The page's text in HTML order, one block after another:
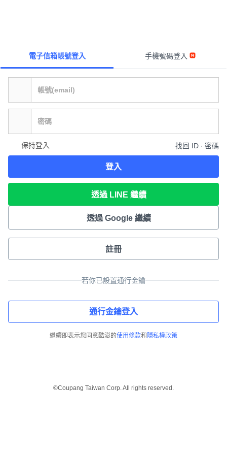
電子信箱帳號登入 手機號碼登入
保持登入 找回 ID ∙ 密碼
登入
透過 LINE 繼續
透過 Google 繼續
註冊
若你已設置通行金鑰
通行金鑰登入
繼續即表示您同意酷澎的使用條款和 隱私權政策
©Coupang Taiwan Corp. All rights reserved.